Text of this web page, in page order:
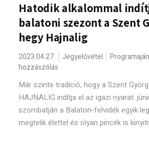
Hatodik alkalommal
balatoni szezont a Szent
hegy Hajnalig
2023.04.27. Jegyelővétel
hozzászólás
Már szinte tradíció, hogy a Szent
HAJNALIG indítja el az igazi nyarat:
szombatján a Balaton-felvidék egyik
megtelik élettel és olyan pincék is